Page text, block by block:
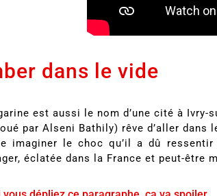
dans le vide
est aussi le nom d’une cité à
par Alseni Bathily) rêve d’aller
imaginer le choc qu’il a dû
éclatée dans la France et peut-être